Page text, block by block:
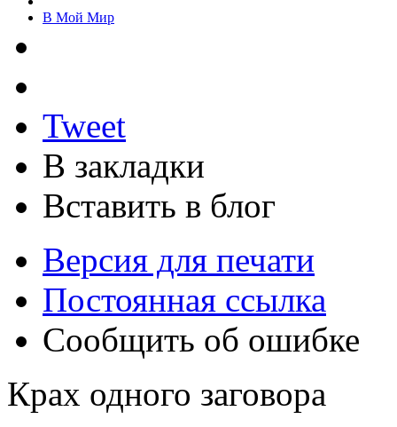
В Мой Мир
Tweet
В закладки
Вставить в блог
Версия для печати
Постоянная ссылка
Сообщить об ошибке
Крах одного заговора